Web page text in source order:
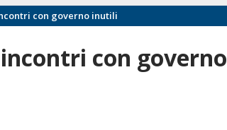
con governo inutili
con governo